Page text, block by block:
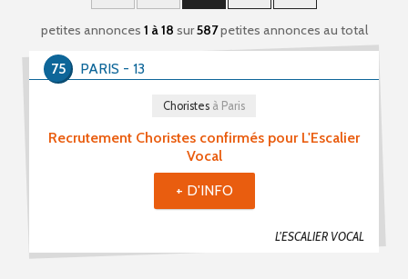
Catégorie(s)
Choristes (418)
Chefs De Chœur (71)
Musiciens (35)
Recherche De Partitions (8)
Echanges / Rencontres Entre Groupes Vocaux (19)
Divers (29)
petites annonces 1 à 18 sur587petites annonces au total
Recrutement Choristes confirmés pour L'Escalier
Vocal
L'ESCALIER VOCAL
Choristes à Paris
PARIS - 13
75
+ D'INFO